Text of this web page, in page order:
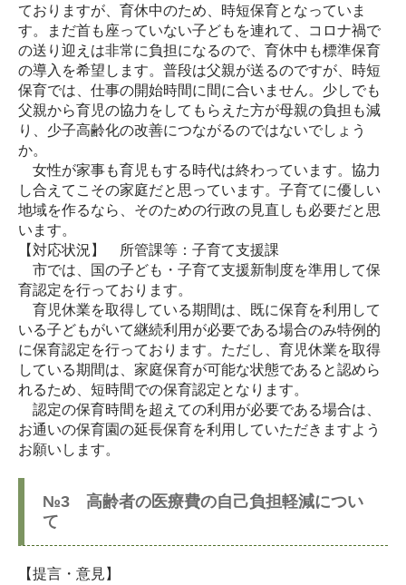
ておりますが、育休中のため、時短保育となっていま
す。まだ首も座っていない子どもを連れて、コロナ禍で
の送り迎えは非常に負担になるので、育休中も標準保育
の導入を希望します。普段は父親が送るのですが、時短
保育では、仕事の開始時間に間に合いません。少しでも
父親から育児の協力をしてもらえた方が母親の負担も減
り、少子高齢化の改善につながるのではないでしょう
か。
女性が家事も育児もする時代は終わっています。協力
し合えてこその家庭だと思っています。子育てに優しい
地域を作るなら、そのための行政の見直しも必要だと思
います。
【対応状況】 所管課等：子育て支援課
市では、国の子ども・子育て支援新制度を準用して保
育認定を行っております。
育児休業を取得している期間は、既に保育を利用して
いる子どもがいて継続利用が必要である場合のみ特例的
に保育認定を行っております。ただし、育児休業を取得
している期間は、家庭保育が可能な状態であると認めら
れるため、短時間での保育認定となります。
認定の保育時間を超えての利用が必要である場合は、
お通いの保育園の延長保育を利用していただきますよう
お願いします。
№3 高齢者の医療費の自己負担軽減につい
て
【提言・意見】